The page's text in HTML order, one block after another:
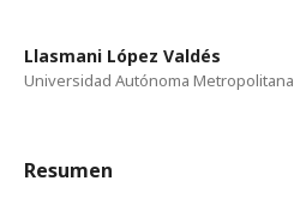
Llasmani López Valdés
Universidad Autónoma Metropolitana
Resumen